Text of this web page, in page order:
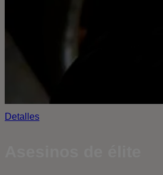
Detalles